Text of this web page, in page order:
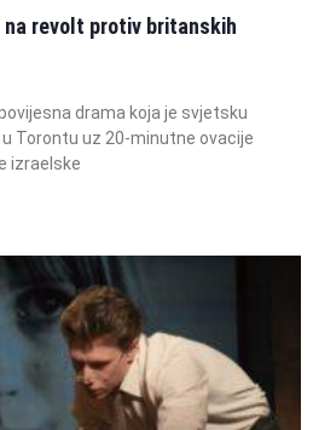
na revolt protiv britanskih
drama koja je svjetsku
Torontu uz 20-minutne ovacije
izraelske